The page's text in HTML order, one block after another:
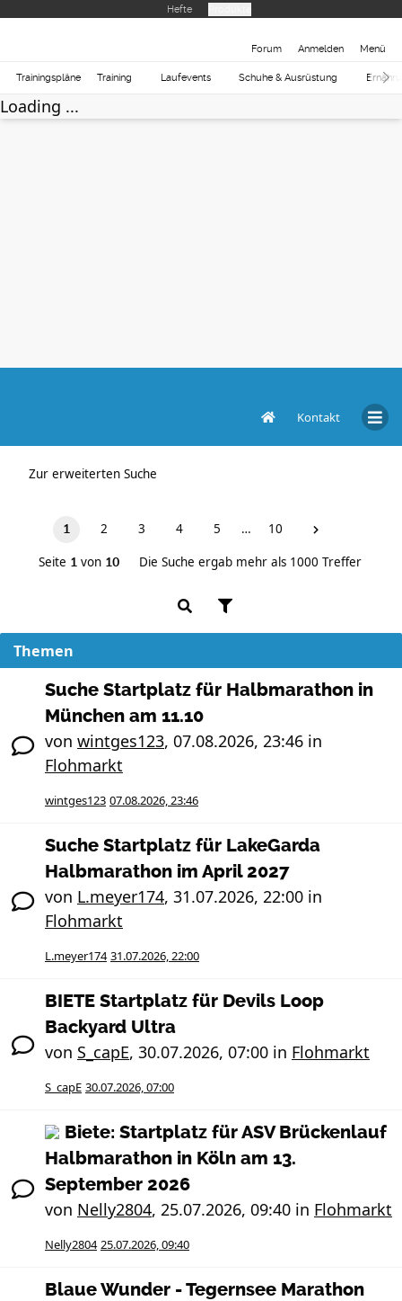
Hefte
Forum Anmelden Menü
Trainingspläne Training Laufevents Schuhe & Ausrüstung
Loading ...
Kontakt
Zur erweiterten Suche
1 2 3 4 5 … 10
Seite 1 von 10 Die Suche ergab mehr als 1000 Treffer
Themen
Suche Startplatz für Halbmarathon in
München am 11.10
von wintges123, 07.08.2026, 23:46 in
Flohmarkt
wintges123 07.08.2026, 23:46
Suche Startplatz für LakeGarda
Halbmarathon im April 2027
von L.meyer174, 31.07.2026, 22:00 in
Flohmarkt
L.meyer174 31.07.2026, 22:00
BIETE Startplatz für Devils Loop
Backyard Ultra
von S_capE, 30.07.2026, 07:00 in Flohmarkt
S_capE 30.07.2026, 07:00
Biete: Startplatz für ASV Brückenlauf
Halbmarathon in Köln am 13.
September 2026
von Nelly2804, 25.07.2026, 09:40 in Flohmarkt
Nelly2804 25.07.2026, 09:40
Blaue Wunder - Tegernsee Marathon